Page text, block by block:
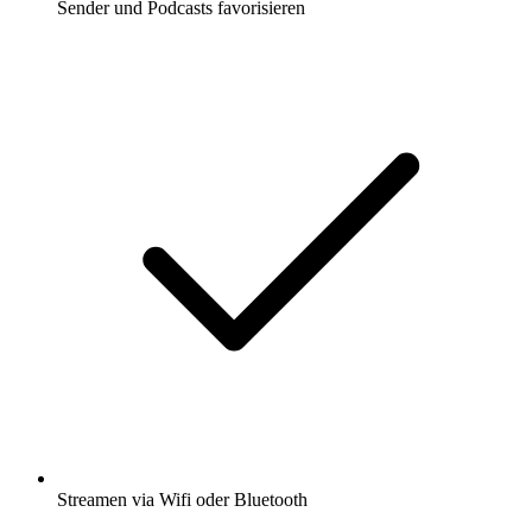
Sender und Podcasts favorisieren
Streamen via Wifi oder Bluetooth